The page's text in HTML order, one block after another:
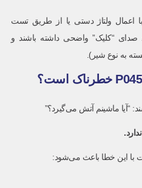
اعمال ولتاژ دستی یا از طریق تست
صدای “کلیک” واضحی داشته باشند و
به نوع شیر).
“آیا ماشینم آتش می‌گیرد؟”
با این خطا باعث می‌شود: